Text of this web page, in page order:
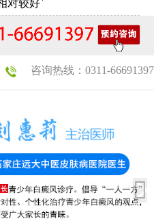
对较好`
咨询热线：0311-66691397